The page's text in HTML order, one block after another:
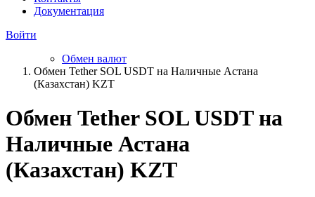
Документация
Войти
Обмен валют
Обмен Tether SOL USDT на Наличные Астана
(Казахстан) KZT
Обмен Tether SOL USDT на
Наличные Астана
(Казахстан) KZT